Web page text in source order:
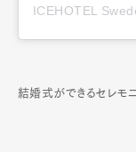
結婚式ができるセレ